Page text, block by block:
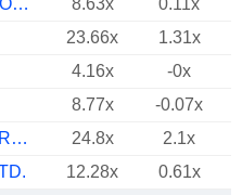
MERCEDES-BENZ GROUP AG
8.63x
0.11x
23.66x
1.31x
4.16x
-0x
8.77x
-0.07x
MAHINDRA & MAHINDRA LIMITED
24.8x 2.1x
12.28x
0.61x